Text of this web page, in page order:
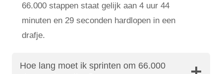
66.000 stappen staat gelijk aan 4 uur 44
minuten en 29 seconden hardlopen in een
drafje.
Hoe lang moet ik sprinten om 66.000